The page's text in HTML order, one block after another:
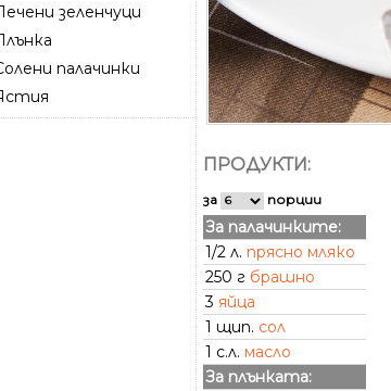
зеленчуци
палачинки
ПРОДУКТИ:
за порции
За палачинките:
1/2 л. прясно мляко
250 г брашно
3 яйца
1 щип. сол
1 с.л. масло
За плънката: